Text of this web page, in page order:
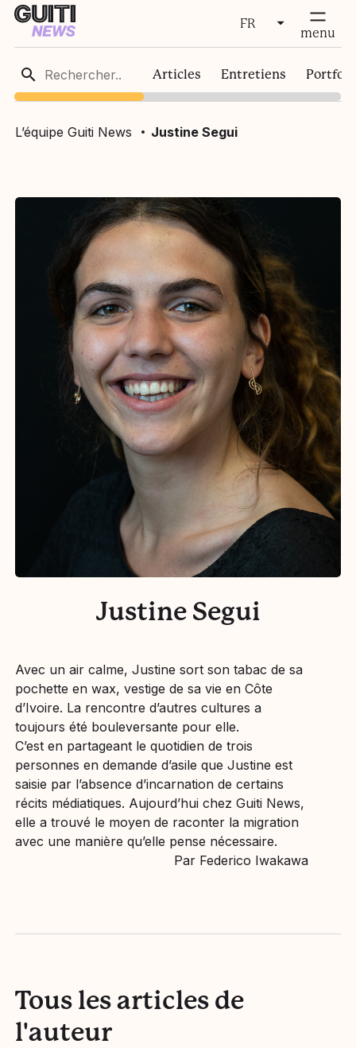
FR
FR
EN
fermer menu
Articles Entretiens
L’équipe Guiti News Justine Segui
Justine Segui
Avec un air calme, Justine sort son tabac de sa
pochette en wax, vestige de sa vie en Côte
d’Ivoire. La rencontre d’autres cultures a
toujours été bouleversante pour elle.
C’est en partageant le quotidien de trois
personnes en demande d’asile que Justine est
saisie par l’absence d’incarnation de certains
récits médiatiques. Aujourd’hui chez Guiti News,
elle a trouvé le moyen de raconter la migration
avec une manière qu’elle pense nécessaire.
Par Federico Iwakawa
Tous les articles de
l'auteur